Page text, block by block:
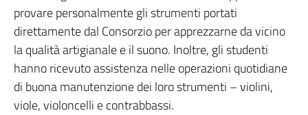
provare personalmente gli strumenti portati
direttamente dal Consorzio per apprezzarne da vicino
la qualità artigianale e il suono. Inoltre, gli studenti
hanno ricevuto assistenza nelle operazioni quotidiane
di buona manutenzione dei loro strumenti – violini,
viole, violoncelli e contrabbassi.